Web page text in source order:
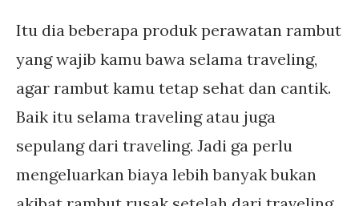
Itu dia beberapa produk perawatan rambut
yang wajib kamu bawa selama traveling,
agar rambut kamu tetap sehat dan cantik.
Baik itu selama traveling atau juga
sepulang dari traveling. Jadi ga perlu
mengeluarkan biaya lebih banyak bukan